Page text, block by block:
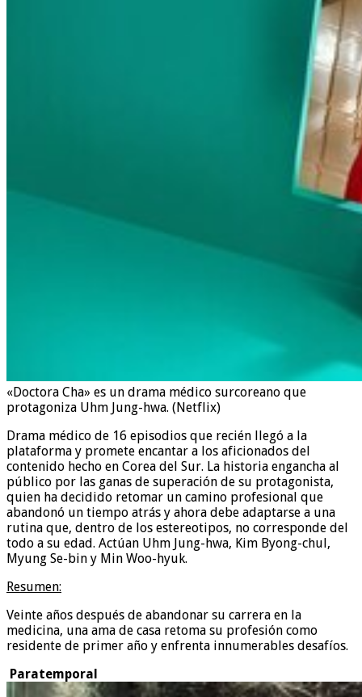
«Doctora Cha» es un drama médico surcoreano que
protagoniza Uhm Jung-hwa. (Netflix)
Drama médico de 16 episodios que recién llegó a la
plataforma y promete encantar a los aficionados del
contenido hecho en Corea del Sur. La historia engancha al
público por las ganas de superación de su protagonista,
quien ha decidido retomar un camino profesional que
abandonó un tiempo atrás y ahora debe adaptarse a una
rutina que, dentro de los estereotipos, no corresponde del
todo a su edad. Actúan Uhm Jung-hwa, Kim Byong-chul,
Myung Se-bin y Min Woo-hyuk.
Resumen:
Veinte años después de abandonar su carrera en la
medicina, una ama de casa retoma su profesión como
residente de primer año y enfrenta innumerables desafíos.
Paratemporal